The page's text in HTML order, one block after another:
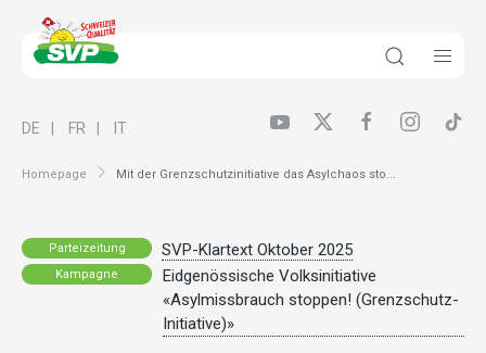
Homepage Mit der Grenzschutzinitiative das Asylchaos sto...
DE FR IT
Parteizeitung SVP-Klartext Oktober 2025
Kampagne
Eidgenössische Volksinitiative
«Asylmissbrauch stoppen! (Grenzschutz-
Initiative)»